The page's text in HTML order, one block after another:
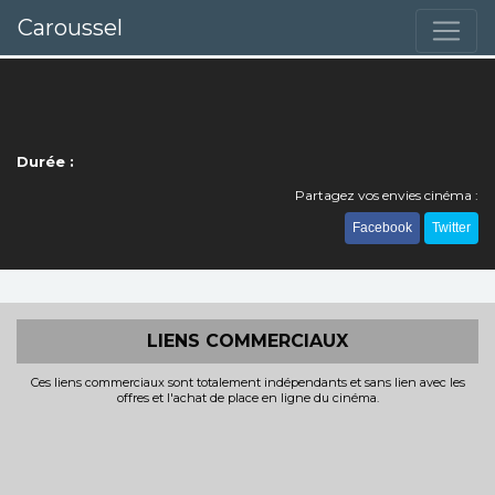
Caroussel
Durée :
Partagez vos envies cinéma :
Facebook Twitter
LIENS COMMERCIAUX
Ces liens commerciaux sont totalement indépendants et sans lien avec les
offres et l'achat de place en ligne du cinéma.